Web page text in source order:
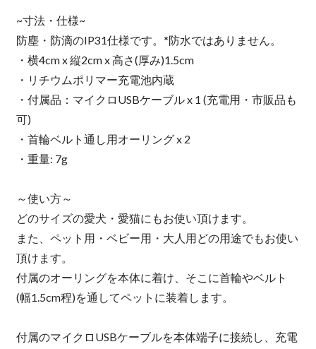
~寸法・仕様~
防塵・防滴のIP31仕様です。*防水ではありません。
・横4cm x 縦2cm x 高さ(厚み)1.5cm
・リチウムポリマー充電池内蔵
・付属品：マイクロUSBケーブル x 1 (充電用・市販品も
可)
・首輪ベルト通し用オーリング x 2
・重量: 7g
～使い方～
どのサイズの愛犬・愛猫にもお使い頂けます。
また、ペット用・ベビー用・大人用どの用途でもお使い
頂けます。
付属のオーリングを本体に着け、そこに首輪やベルト
(幅1.5cm程)を通してペットに装着します。
付属のマイクロUSBケーブルを本体端子に接続し、充電